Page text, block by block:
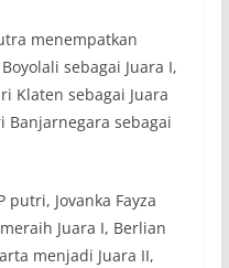
menempatkan
sebagai Juara I,
Klaten sebagai Juara
Banjarnegara sebagai
putri, Jovanka Fayza
Juara I, Berlian
menjadi Juara II,